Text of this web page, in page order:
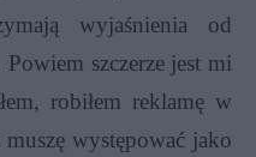
wyjaśnienia od
szczerze jest mi
robiłem reklamę w
występować jako